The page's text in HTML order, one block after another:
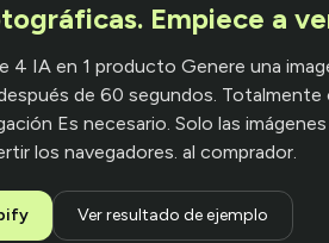
Empiece a
4 IA en 1 producto Genere una
de 60 segundos.
Es necesario. Solo las
los navegadores. al comprador.
Ver resultado de ejemplo